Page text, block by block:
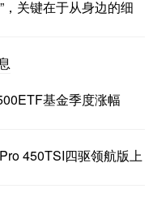
关键在于从身边的细
基金季度涨幅
450TSI四驱领航版上